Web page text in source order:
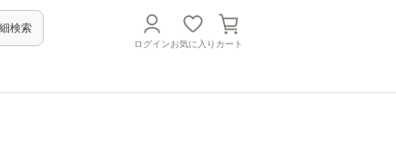
検索
ログインお気に入り カート